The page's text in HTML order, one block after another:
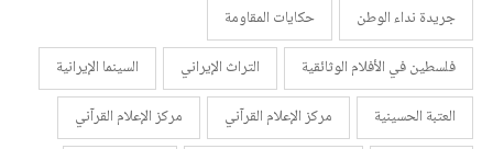
جريدة نداء الوطن
حكايات المقاومة
فلسطين في الأفلام الوثائقية
التراث الإيراني
السينما الإيرانية
العتبة الحسينية
مركز الإعلام القرآني
مركز الإعلام القرآني